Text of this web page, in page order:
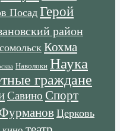
Посад Герой
район
Кохма
Наволоки Наука
граждане
Савино Спорт
Фурманов Церковь